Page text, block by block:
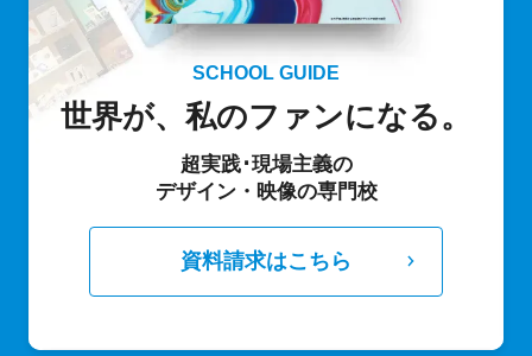
SCHOOL GUIDE
世界が、私のファンになる。
超実践･現場主義の
デザイン・映像の専門校
資料請求はこちら